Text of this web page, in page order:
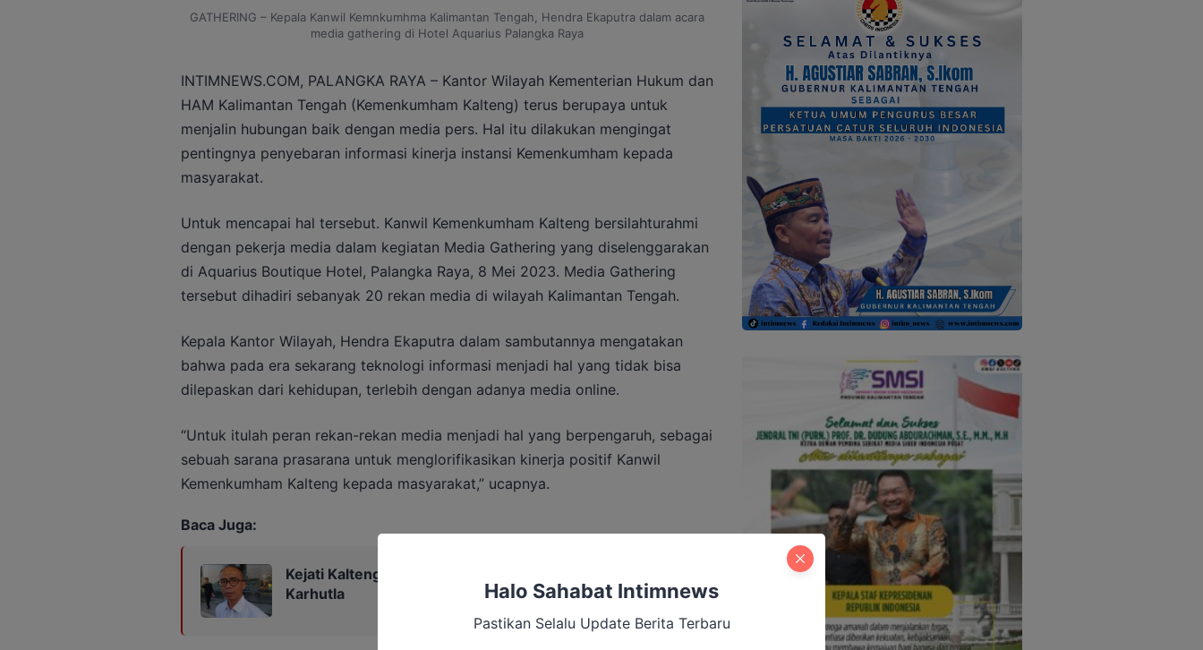
GATHERING – Kepala Kanwil Kemnkumhma Kalimantan Tengah, Hendra Ekaputra dalam acara
media gathering di Hotel Aquarius Palangka Raya
INTIMNEWS.COM, PALANGKA RAYA – Kantor Wilayah Kementerian Hukum dan
HAM Kalimantan Tengah (Kemenkumham Kalteng) terus berupaya untuk
menjalin hubungan baik dengan media pers. Hal itu dilakukan mengingat
pentingnya penyebaran informasi kinerja instansi Kemenkumham kepada
masyarakat.
Untuk mencapai hal tersebut. Kanwil Kemenkumham Kalteng bersilahturahmi
dengan pekerja media dalam kegiatan Media Gathering yang diselenggarakan
di Aquarius Boutique Hotel, Palangka Raya, 8 Mei 2023. Media Gathering
tersebut dihadiri sebanyak 20 rekan media di wilayah Kalimantan Tengah.
Kepala Kantor Wilayah, Hendra Ekaputra dalam sambutannya mengatakan
bahwa pada era sekarang teknologi informasi menjadi hal yang tidak bisa
dilepaskan dari kehidupan, terlebih dengan adanya media online.
“Untuk itulah peran rekan-rekan media menjadi hal yang berpengaruh, sebagai
sebuah sarana prasarana untuk menglorifikasikan kinerja positif Kanwil
Kemenkumham Kalteng kepada masyarakat,” ucapnya.
Baca Juga:
Kejati Kalteng Imbau Warga Pakai Masker di Tengah Asap
Karhutla
Halo Sahabat Intimnews
Pastikan Selalu Update Berita Terbaru